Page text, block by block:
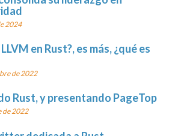
2024
en Rust?, es más, ¿qué es
de 2022
Rust, y presentando PageTop
de 2022